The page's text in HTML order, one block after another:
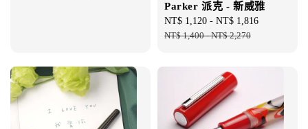
Parker 派克 - 新威雅
Sale
price
NT$ 1,120 - NT$ 1,816
NT$ 1,400-NT$ 2,270